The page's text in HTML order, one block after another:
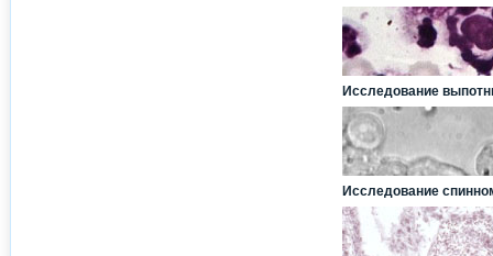
Исследование
Исследование